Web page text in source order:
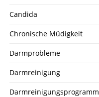
Candida
Chronische Müdigkeit
Darmprobleme
Darmreinigung
Darmreinigungsprogramm